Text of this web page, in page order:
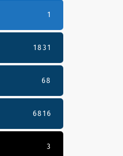
1
1831
68
6816
3